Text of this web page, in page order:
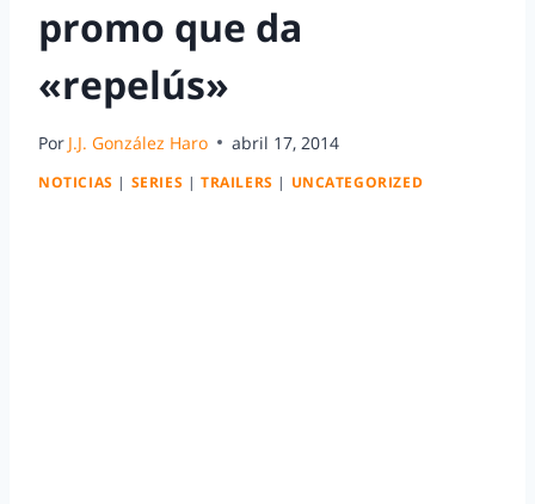
promo que da
«repelús»
Por J.J. González Haro abril 17, 2014
NOTICIAS | SERIES | TRAILERS | UNCATEGORIZED